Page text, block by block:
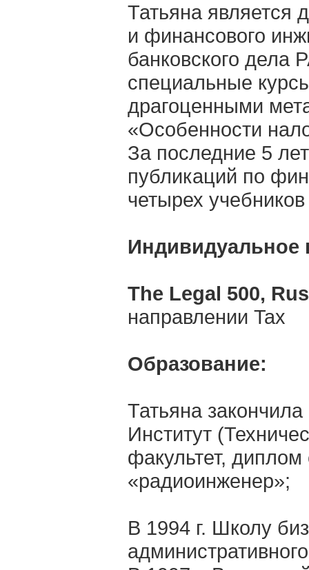
Татьяна
и финансового
банковского дела
специальные
драгоценными
«Особенности
За последние 5
публикаций по
четырех
Индивидуальное
The Legal 500,
направлении Tax
Образование:
Татьяна
Институт
факультет,
«радиоинженер»;
В 1994 г. Школу